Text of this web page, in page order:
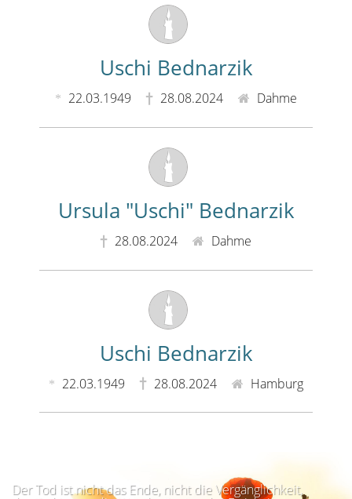
Uschi Bednarzik
22.03.1949 28.08.2024 Dahme
Ursula "Uschi" Bednarzik
28.08.2024 Dahme
Uschi Bednarzik
22.03.1949 28.08.2024 Hamburg
Der Tod ist nicht das Ende, nicht die Vergänglichkeit,